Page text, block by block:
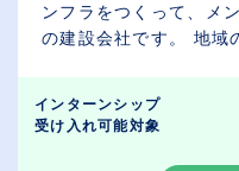
ンフラをつくって、メ
の建設会
インターンシップ
受け入れ可能対象